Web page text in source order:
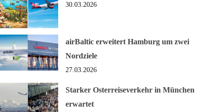
30.03.2026
airBaltic erweitert Hamburg um zwei
Nordziele
27.03.2026
Starker Osterreiseverkehr in München
erwartet